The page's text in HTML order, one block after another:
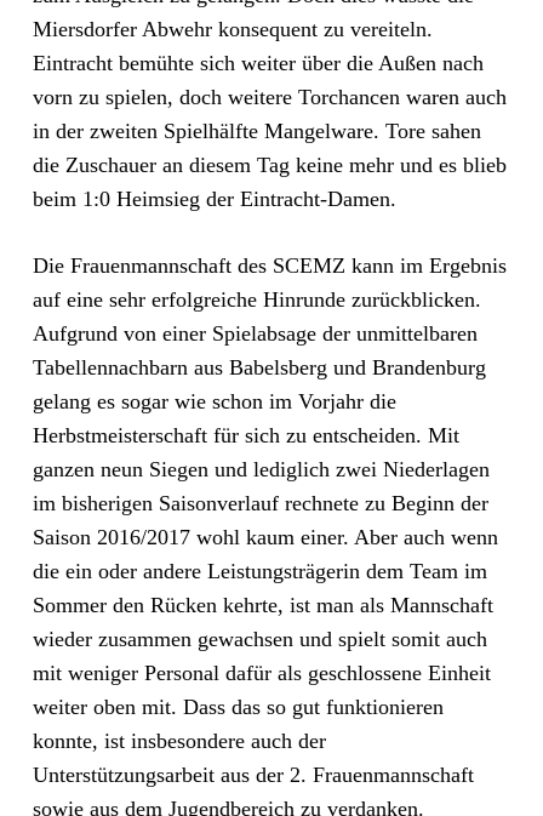
Miersdorfer Abwehr konsequent zu vereiteln.
Eintracht bemühte sich weiter über die Außen nach
vorn zu spielen, doch weitere Torchancen waren auch
in der zweiten Spielhälfte Mangelware. Tore sahen
die Zuschauer an diesem Tag keine mehr und es blieb
beim 1:0 Heimsieg der Eintracht-Damen.
Die Frauenmannschaft des SCEMZ kann im Ergebnis
auf eine sehr erfolgreiche Hinrunde zurückblicken.
Aufgrund von einer Spielabsage der unmittelbaren
Tabellennachbarn aus Babelsberg und Brandenburg
gelang es sogar wie schon im Vorjahr die
Herbstmeisterschaft für sich zu entscheiden. Mit
ganzen neun Siegen und lediglich zwei Niederlagen
im bisherigen Saisonverlauf rechnete zu Beginn der
Saison 2016/2017 wohl kaum einer. Aber auch wenn
die ein oder andere Leistungsträgerin dem Team im
Sommer den Rücken kehrte, ist man als Mannschaft
wieder zusammen gewachsen und spielt somit auch
mit weniger Personal dafür als geschlossene Einheit
weiter oben mit. Dass das so gut funktionieren
konnte, ist insbesondere auch der
Unterstützungsarbeit aus der 2. Frauenmannschaft
sowie aus dem Jugendbereich zu verdanken.